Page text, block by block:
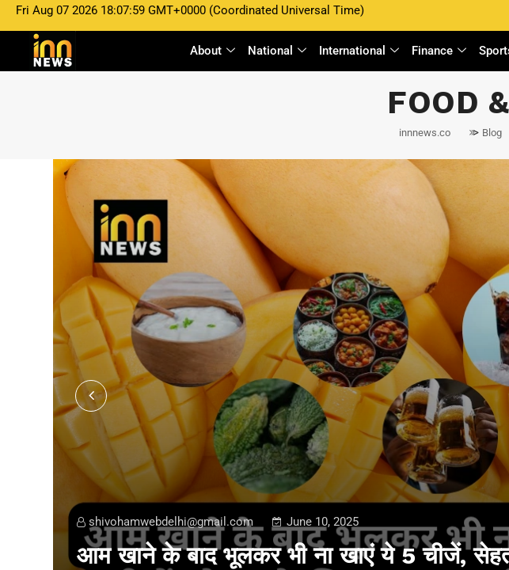
Fri Aug 07 2026 18:07:59 GMT+0000 (Coordinated Universal Time)
About National International Finance
FOOD
innnews.co > Blog
shivohamwebdelhi@gmail.com June 10, 2025
आम खाने के बाद भूलकर भी ना खाएं ये 5 चीजें,